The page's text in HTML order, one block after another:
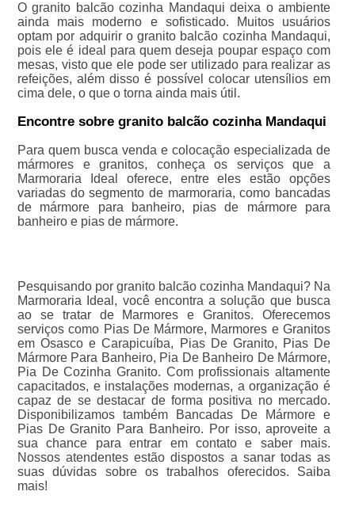
O granito balcão cozinha Mandaqui deixa o ambiente
ainda mais moderno e sofisticado. Muitos usuários
optam por adquirir o granito balcão cozinha Mandaqui,
pois ele é ideal para quem deseja poupar espaço com
mesas, visto que ele pode ser utilizado para realizar as
refeições, além disso é possível colocar utensílios em
cima dele, o que o torna ainda mais útil.
Encontre sobre granito balcão cozinha Mandaqui
Para quem busca venda e colocação especializada de
mármores e granitos, conheça os serviços que a
Marmoraria Ideal oferece, entre eles estão opções
variadas do segmento de marmoraria, como bancadas
de mármore para banheiro, pias de mármore para
banheiro e pias de mármore.
Pesquisando por granito balcão cozinha Mandaqui? Na
Marmoraria Ideal, você encontra a solução que busca
ao se tratar de Marmores e Granitos. Oferecemos
serviços como Pias De Mármore, Marmores e Granitos
em Osasco e Carapicuíba, Pias De Granito, Pias De
Mármore Para Banheiro, Pia De Banheiro De Mármore,
Pia De Cozinha Granito. Com profissionais altamente
capacitados, e instalações modernas, a organização é
capaz de se destacar de forma positiva no mercado.
Disponibilizamos também Bancadas De Mármore e
Pias De Granito Para Banheiro. Por isso, aproveite a
sua chance para entrar em contato e saber mais.
Nossos atendentes estão dispostos a sanar todas as
suas dúvidas sobre os trabalhos oferecidos. Saiba
mais!